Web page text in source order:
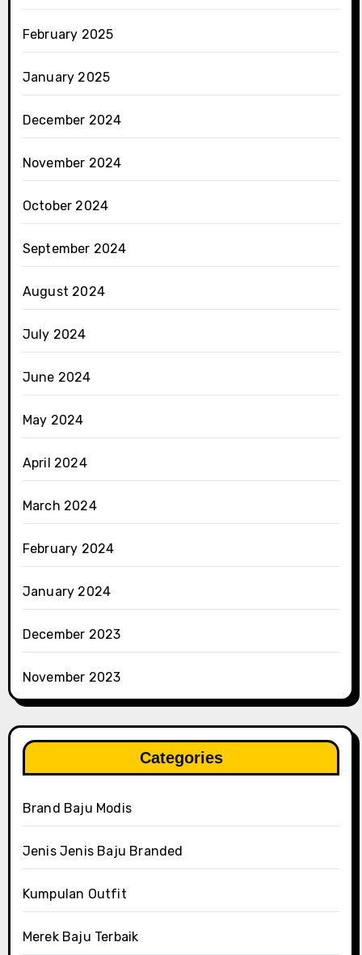
February 2025
January 2025
December 2024
November 2024
October 2024
September 2024
August 2024
July 2024
June 2024
May 2024
April 2024
March 2024
February 2024
January 2024
December 2023
November 2023
Categories
Brand Baju Modis
Jenis Jenis Baju Branded
Kumpulan Outfit
Merek Baju Terbaik